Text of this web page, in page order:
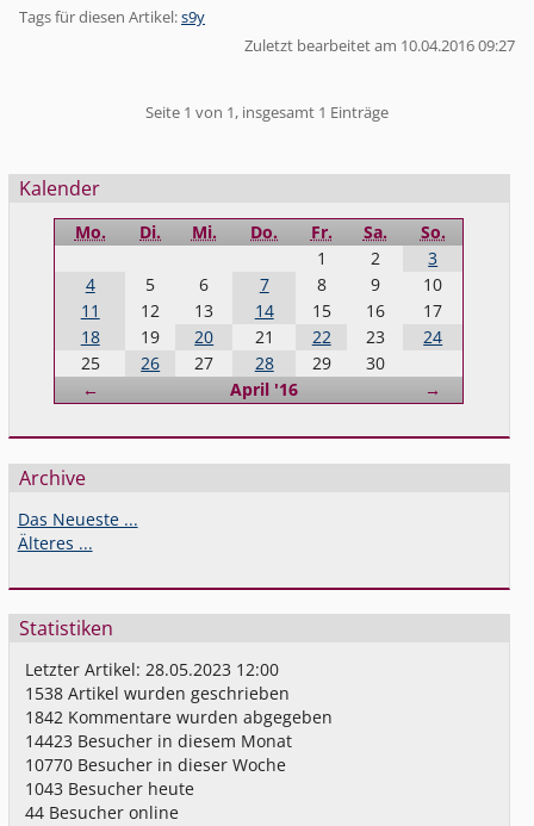
Tags für diesen Artikel:s9y
Zuletzt bearbeitet am 10.04.2016 09:27
Seite 1 von 1, insgesamt 1 Einträge
Seitenleiste
Kalender
Mo. Di. Mi. Do. Fr. Sa. So.
← April '16 Vorwärts
→
1 2
3
4
5 6 7 8 9
10
11
12 13 14 15 16
17
18
19 20 21 22 23
24
25
26 27 28 29 30
Archive
Das Neueste ...
Älteres ...
Statistiken
Letzter Artikel:28.05.2023 12:00
1538 Artikel wurden geschrieben
1842 Kommentare wurden abgegeben
14423 Besucher in diesem Monat
10770 Besucher in dieser Woche
1043 Besucher heute
44 Besucher online